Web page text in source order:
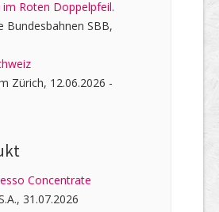
Roten Doppelpfeil.
Bundesbahnen SBB,
Zürich, 12.06.2026 -
Concentrate
31.07.2026